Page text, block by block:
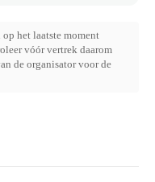
het laatste moment
vóór vertrek daarom
de organisator voor de